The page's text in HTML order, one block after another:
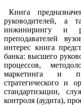
Книга
руководителей, а
инжинирингу и
преподавателей
интерес книга
банка: высшего
процессов,
маркетинга и
стратегического и
стандартизации,
контроля (аудита),